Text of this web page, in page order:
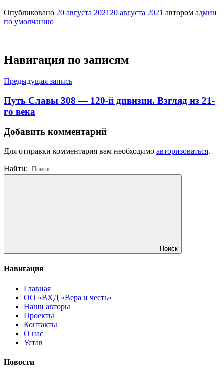
Опубликовано 20 августа 2021 20 августа 2021 автором админ
по умолчанию
Навигация по записям
Предыдущая запись
Путь Славы 308 — 120-й дивизии. Взгляд из 21-
го века
Добавить комментарий
Для отправки комментария вам необходимо авторизоваться.
Найти:
Поиск
Навигация
Главная
ОО «ВХД «Вера и честь»
Наши авторы
Проекты
Контакты
О нас
Устав
Новости